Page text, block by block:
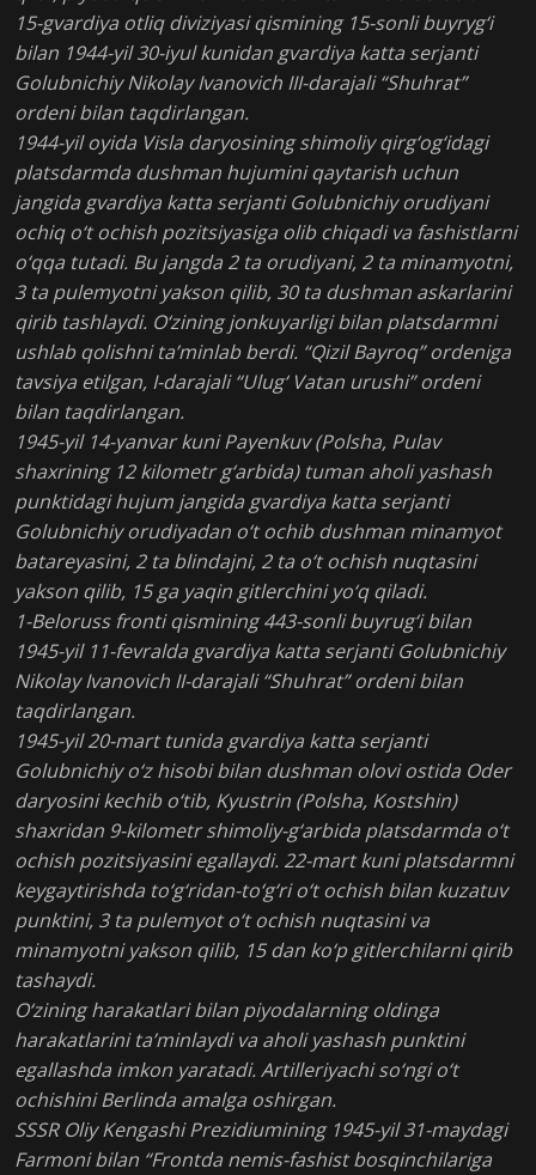
15-gvardiya otliq diviziyasi qismining 15-sonli buyryg‘i
bilan 1944-yil 30-iyul kunidan gvardiya katta serjanti
Golubnichiy Nikolay Ivanovich III-darajali “Shuhrat”
ordeni bilan taqdirlangan.
1944-yil oyida Visla daryosining shimoliy qirg‘og‘idagi
platsdarmda dushman hujumini qaytarish uchun
jangida gvardiya katta serjanti Golubnichiy orudiyani
ochiq o‘t ochish pozitsiyasiga olib chiqadi va fashistlarni
o‘qqa tutadi. Bu jangda 2 ta orudiyani, 2 ta minamyotni,
3 ta pulemyotni yakson qilib, 30 ta dushman askarlarini
qirib tashlaydi. O‘zining jonkuyarligi bilan platsdarmni
ushlab qolishni ta’minlab berdi. “Qizil Bayroq” ordeniga
tavsiya etilgan, I-darajali “Ulug‘ Vatan urushi” ordeni
bilan taqdirlangan.
1945-yil 14-yanvar kuni Payenkuv (Polsha, Pulav
shaxrining 12 kilometr g‘arbida) tuman aholi yashash
punktidagi hujum jangida gvardiya katta serjanti
Golubnichiy orudiyadan o‘t ochib dushman minamyot
batareyasini, 2 ta blindajni, 2 ta o‘t ochish nuqtasini
yakson qilib, 15 ga yaqin gitlerchini yo‘q qiladi.
1-Beloruss fronti qismining 443-sonli buyrug‘i bilan
1945-yil 11-fevralda gvardiya katta serjanti Golubnichiy
Nikolay Ivanovich II-darajali “Shuhrat” ordeni bilan
taqdirlangan.
1945-yil 20-mart tunida gvardiya katta serjanti
Golubnichiy o‘z hisobi bilan dushman olovi ostida Oder
daryosini kechib o‘tib, Kyustrin (Polsha, Kostshin)
shaxridan 9-kilometr shimoliy-g‘arbida platsdarmda o‘t
ochish pozitsiyasini egallaydi. 22-mart kuni platsdarmni
keygaytirishda to‘g‘ridan-to‘g‘ri o‘t ochish bilan kuzatuv
punktini, 3 ta pulemyot o‘t ochish nuqtasini va
minamyotni yakson qilib, 15 dan ko‘p gitlerchilarni qirib
tashaydi.
O‘zining harakatlari bilan piyodalarning oldinga
harakatlarini ta’minlaydi va aholi yashash punktini
egallashda imkon yaratadi. Artilleriyachi so‘ngi o‘t
ochishini Berlinda amalga oshirgan.
SSSR Oliy Kengashi Prezidiumining 1945-yil 31-maydagi
Farmoni bilan “Frontda nemis-fashist bosqinchilariga